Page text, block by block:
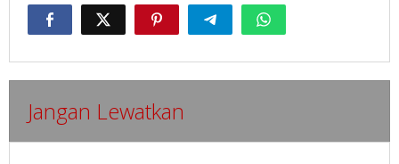
Jangan Lewatkan